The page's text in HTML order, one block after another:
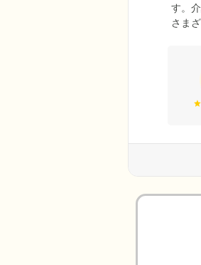
す。
さま
に配
居室